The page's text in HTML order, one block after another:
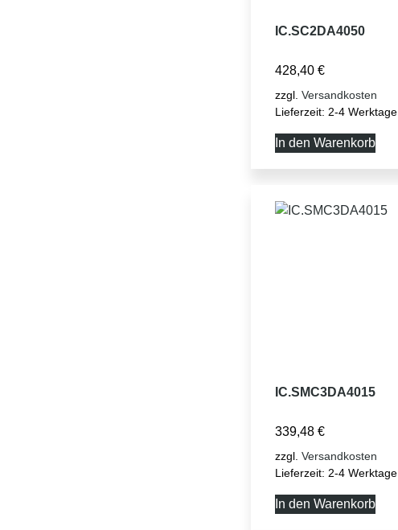
IC.SC2DA4050
428,40 €
zzgl. Versandkosten
Lieferzeit: 2-4 Werktage
In den Warenkorb
IC.SMC3DA4015
339,48 €
zzgl. Versandkosten
Lieferzeit: 2-4 Werktage
In den Warenkorb